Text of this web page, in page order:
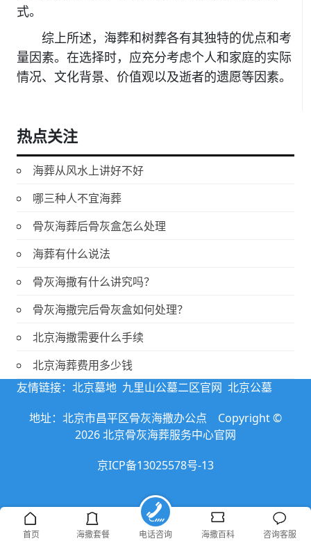
式。
综上所述，海葬和树葬各有其独特的优点和考
量因素。在选择时，应充分考虑个人和家庭的实际
情况、文化背景、价值观以及逝者的遗愿等因素。
热点关注
海葬从风水上讲好不好
哪三种人不宜海葬
骨灰海葬后骨灰盒怎么处理
海葬有什么说法
骨灰海撒有什么讲究吗？
骨灰海撒完后骨灰盒如何处理？
北京海撒需要什么手续
北京海葬费用多少钱
友情链接： 北京墓地 九里山公墓二区官网 北京公墓
地址：北京市昌平区骨灰海撒办公点 Copyright ©
2026 北京骨灰海葬服务中心官网
京ICP备13025578号-13
首页 海撒套餐 电话咨询 海撒百科 咨询客服